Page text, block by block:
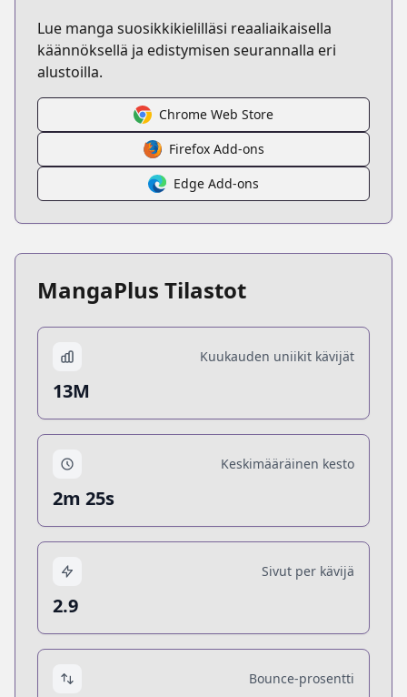
Lue manga suosikkikielilläsi reaaliaikaisella
käännöksellä ja edistymisen seurannalla eri
alustoilla.
Chrome Web Store
Firefox Add-ons
Edge Add-ons
MangaPlus Tilastot
Kuukauden uniikit kävijät
13M
Keskimääräinen kesto
2m 25s
Sivut per kävijä
2.9
Bounce-prosentti